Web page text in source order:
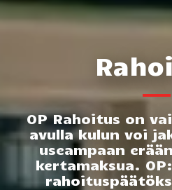
OP Rahoitus on
avulla kulun voi
useampaan
kertamaksua.